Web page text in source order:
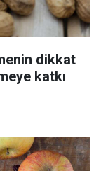
dikkat
katkı